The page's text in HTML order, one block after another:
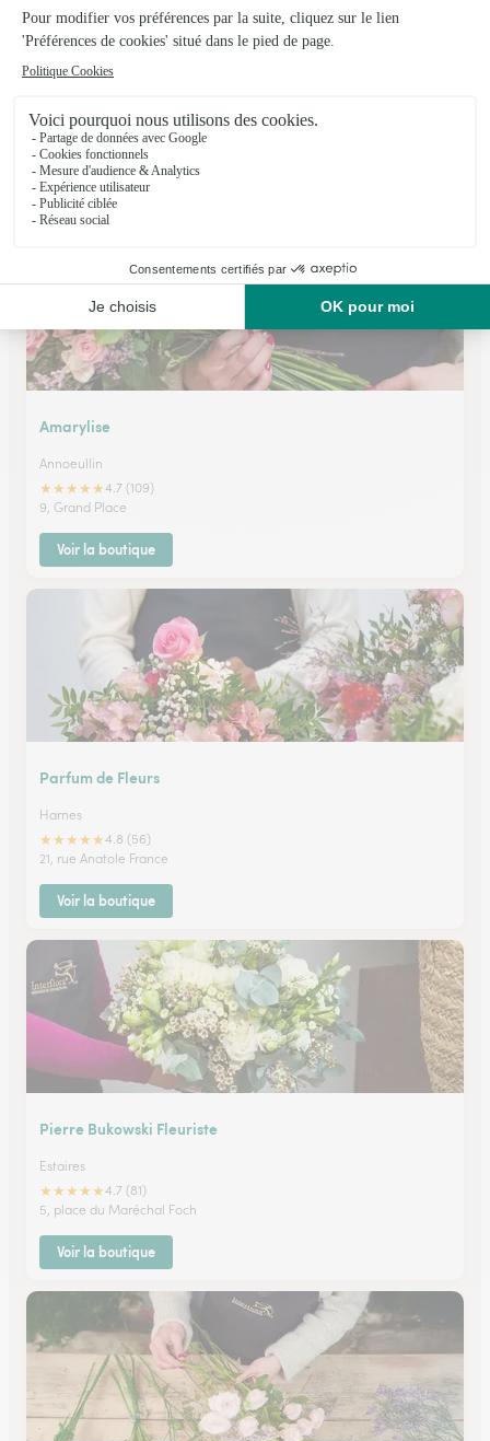
O Fleurs D’etef
Estevelles
★★★★★4.8 (113)
75 bis rue Blanche Dupont
Voir la boutique
Amarylise
Annoeullin
★★★★★4.7 (109)
9, Grand Place
Voir la boutique
Parfum de Fleurs
Harnes
★★★★★4.8 (56)
21, rue Anatole France
Voir la boutique
Pierre Bukowski Fleuriste
Estaires
★★★★★4.7 (81)
5, place du Maréchal Foch
Voir la boutique